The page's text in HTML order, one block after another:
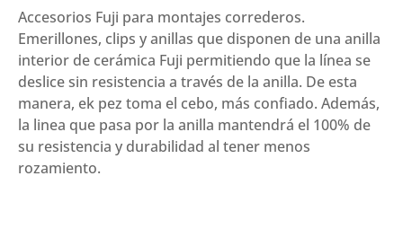
SSM
SNAP
cantidad
Accesorios Fuji para montajes correderos.
Emerillones, clips y anillas que disponen de una anilla
interior de cerámica Fuji permitiendo que la línea se
deslice sin resistencia a través de la anilla. De esta
manera, ek pez toma el cebo, más confiado. Además,
la linea que pasa por la anilla mantendrá el 100% de
su resistencia y durabilidad al tener menos
rozamiento.